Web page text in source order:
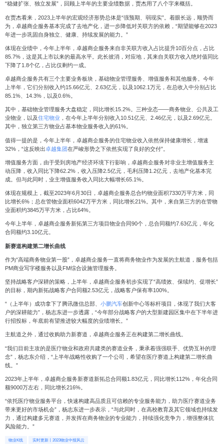
“稳健扩张、独立发展”，回顾上半年的主要业绩数据，贾杰用了八个字来概括。
在贾杰看来，2023上半年的宏观经济形势总体是“强预期、弱现实”。着眼长远，顺势而
为，卓越商企服务基本完成了去地产化，进一步降低对关联方的依赖，“期望能够在2023
年进一步巩固自身独立、健康、持续发展的能力。”
体现在业绩中，今年上半年，卓越商企服务来自非关联方收入占比提升10百分点，占比
85.7%，这是其上市以来的最高水平。此长彼消，对应地，其来自关联方收入绝对值同比
下降了1.8个亿，占比仅剩约一成。
卓越商企服务共有三个主要业务板块，基础物业管理服务、增值服务和其他服务。今年
上半年，它们分别收入约15.66亿元、2.63亿元，以及1062.1万元，在总收入中分别占比
85.1%、14.3%，以及0.6%。
其中，基础物业管理服务大盘稳定，同比增长15.2%。三种业态——商务物业、公共及工
业物业，以及住宅物业 ，在今年上半年分别收入10.51亿元、2.46亿元，以及2.69亿元。
其中，独立第三方物业占基本物业服务收入的61%。
值得一提的是，今年上半年，卓越商企服务的住宅物业收入依然保持健康增长，增速
32%，“这反映出卓越集团在严峻形势之下依然实现了良好的交付”。
增值服务方面，由于受到房地产经济环境下行影响，卓越商企服务对非业主增值服务主
动压降，收入同比下降62.2%，收入压降2.5亿元，毛利压降1.2亿元，去地产化基本完
成。但与此同时，业主增值服务收入同比大幅增长65.1%。
体现在规模上，截至2023年6月30日，卓越商企服务总合约物业面积7330万平方米，同
比增长6%；总在管物业面积6042万平方米，同比增长21%。其中，来自第三方的在管物
业面积约3845万平方米，占比64%。
今年上半年，卓越商企服务新拓第三方项目物业合同90个，总合同额约7.63亿元，年化
合同额约3.10亿元。
新赛道构建第二增长曲线
作为“高端商务物业第一股”，卓越商企服务一直将商务物业作为发展的主航道，服务包括
PM商业写字楼服务以及FM综合设施管理服务。
坚持战略客户深耕的策略，上半年，卓越商企服务初步实现了“高绩效、保续约、促增长”
的目标，期内新拓战略客户合同额2.53亿元，战略客户保有率100%。
“（上半年）成功拿下了腾讯微信总部、 小鹏汽车创新中心等标杆项目，体现了我们大客
户的深耕能力”，杨志东进一步透露，“今年部分战略客户的大型新建园区集中在下半年进
行招投标，年底前有望推进较大幅度的业绩增长。”
主航道之外，通过收购助力新赛道，卓越商企服务正在构建第二增长曲线。
“我们目前主攻的是医疗物业和政府共建类的赛道业务，秉承着强强联手、优势互补的理
念”，杨志东介绍，“上半年战略性收购了一个公司，希望在医疗赛道上构建第二增长曲
线。”
2023年上半年，卓越商企服务新赛道新拓总合同额1.83亿元，同比增长112%，年化合同
额9000万左右，同比增长216%。
“依托医疗物业服务平台，快速构建高品质且可信赖的专业服务能力，助力医疗赛道业务
带来更好的市场机会”，杨志东进一步表示，“与此同时，在高校教育及其它领域也持续发
力，通过构建多元赛道，并发挥在商务物业的专业能力，持续强化竞争力，增强整体抗
风险能力。”
物业K线 实时更新丨2023物业中报风云